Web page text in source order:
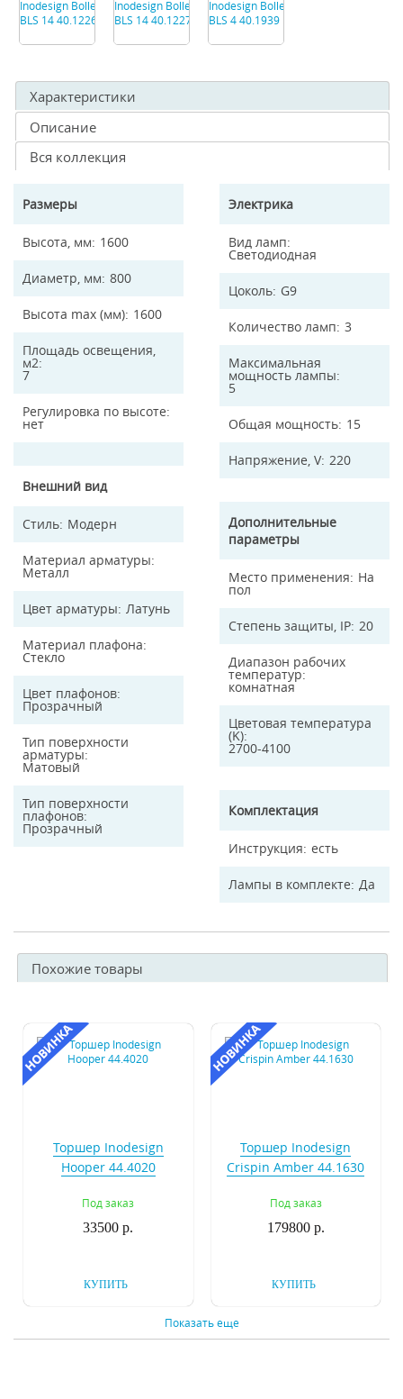
Характеристики
Описание
Вся коллекция
Размеры
Высота, мм 1600
Диаметр, мм 800
Высота max (мм) 1600
Площадь освещения,
м2
7
Регулировка по высоте
нет
Внешний вид
Стиль Модерн
Материал арматуры
Металл
Цвет арматуры Латунь
Материал плафона
Стекло
Цвет плафонов
Прозрачный
Тип поверхности
арматуры
Матовый
Тип поверхности
плафонов
Прозрачный
Электрика
Вид ламп
Светодиодная
Цоколь G9
Количество ламп 3
Максимальная
мощность лампы
5
Общая мощность 15
Напряжение, V 220
Дополнительные
параметры
Место применения На
пол
Степень защиты, IP 20
Диапазон рабочих
температур
комнатная
Цветовая температура
(K)
2700-4100
Комплектация
Инструкция есть
Лампы в комплекте Да
Похожие товары
Торшер Inodesign
Hooper 44.4020
Под заказ
33500 р.
КУПИТЬ
Торшер Inodesign
Crispin Amber 44.1630
Под заказ
179800 р.
КУПИТЬ
Показать еще